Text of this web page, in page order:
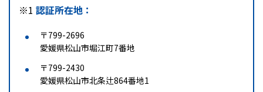
※1 認証所在地：
〒799-2696
愛媛県松山市堀江町7番地
〒799-2430
愛媛県松山市北条辻864番地1